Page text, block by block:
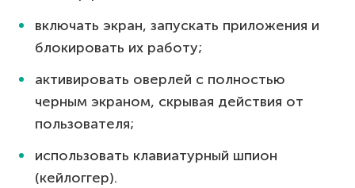
включать экран, запускать приложения и
блокировать их работу;
активировать оверлей с полностью
черным экраном, скрывая действия от
пользователя;
использовать клавиатурный шпион
(кейлоггер).